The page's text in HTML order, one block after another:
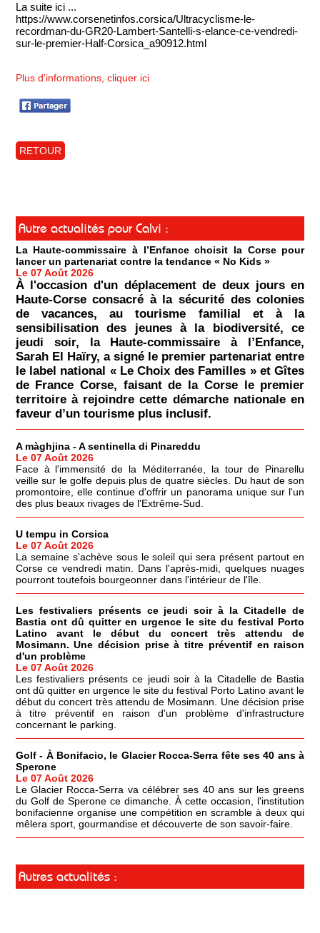
La suite ici ...
https://www.corsenetinfos.corsica/Ultracyclisme-le-
recordman-du-GR20-Lambert-Santelli-s-elance-ce-vendredi-
sur-le-premier-Half-Corsica_a90912.html
Plus d'informations, cliquer ici
RETOUR
Autre actualités pour Calvi :
La Haute-commissaire à l’Enfance choisit la Corse pour
lancer un partenariat contre la tendance « No Kids »
Le 07 Août 2026
À l'occasion d'un déplacement de deux jours en
Haute-Corse consacré à la sécurité des colonies
de vacances, au tourisme familial et à la
sensibilisation des jeunes à la biodiversité, ce
jeudi soir, la Haute-commissaire à l’Enfance,
Sarah El Haïry, a signé le premier partenariat entre
le label national « Le Choix des Familles » et Gîtes
de France Corse, faisant de la Corse le premier
territoire à rejoindre cette démarche nationale en
faveur d’un tourisme plus inclusif.
A màghjina - A sentinella di Pinareddu
Le 07 Août 2026
Face à l'immensité de la Méditerranée, la tour de Pinarellu
veille sur le golfe depuis plus de quatre siècles. Du haut de son
promontoire, elle continue d'offrir un panorama unique sur l'un
des plus beaux rivages de l'Extrême-Sud.
U tempu in Corsica
Le 07 Août 2026
La semaine s'achève sous le soleil qui sera présent partout en
Corse ce vendredi matin. Dans l'après-midi, quelques nuages
pourront toutefois bourgeonner dans l'intérieur de l'île.
Les festivaliers présents ce jeudi soir à la Citadelle de
Bastia ont dû quitter en urgence le site du festival Porto
Latino avant le début du concert très attendu de
Mosimann. Une décision prise à titre préventif en raison
d'un problème
Le 07 Août 2026
Les festivaliers présents ce jeudi soir à la Citadelle de Bastia
ont dû quitter en urgence le site du festival Porto Latino avant le
début du concert très attendu de Mosimann. Une décision prise
à titre préventif en raison d'un problème d'infrastructure
concernant le parking.
Golf - À Bonifacio, le Glacier Rocca-Serra fête ses 40 ans à
Sperone
Le 07 Août 2026
Le Glacier Rocca-Serra va célébrer ses 40 ans sur les greens
du Golf de Sperone ce dimanche. À cette occasion, l'institution
bonifacienne organise une compétition en scramble à deux qui
mêlera sport, gourmandise et découverte de son savoir-faire.
Autres actualités :